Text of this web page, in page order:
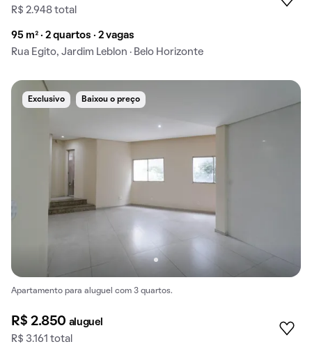
R$ 2.948 total
95 m² · 2 quartos · 2 vagas
Rua Egito, Jardim Leblon · Belo Horizonte
Exclusivo Baixou o preço
Apartamento para aluguel com 3 quartos.
R$ 2.850 aluguel
R$ 3.161 total